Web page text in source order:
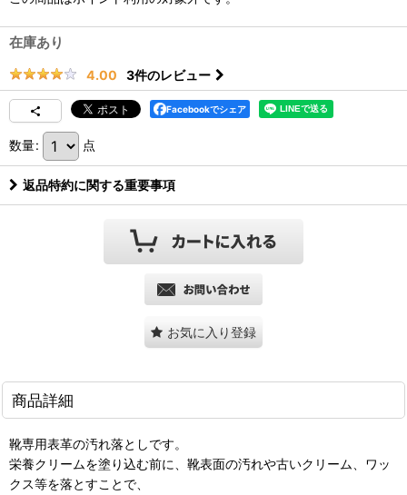
在庫あり
4.00 3件のレビュー
Facebookでシェア
数量: 点
返品特約に関する重要事項
お気に入り登録
商品詳細
靴専用表革の汚れ落としです。
栄養クリームを塗り込む前に、靴表面の汚れや古いクリーム、ワッ
クス等を落とすことで、